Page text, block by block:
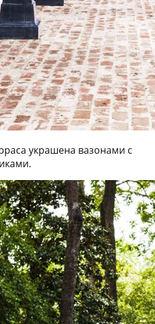
украшена вазонами с